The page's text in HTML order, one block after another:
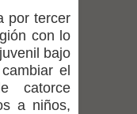
a
contra
por tercer
con lo
bajo
el
catorce
a niños,